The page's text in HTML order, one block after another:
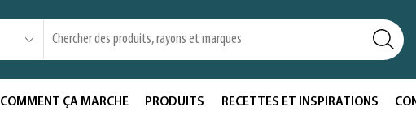
COMMENT ÇA MARCHE PRODUITS RECETTES ET INSPIRATIONS